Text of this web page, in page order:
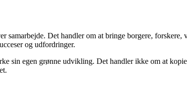
Det handler om at bringe borgere,
og udfordringer.
sin egen grønne udvikling. Det handler ikke om at